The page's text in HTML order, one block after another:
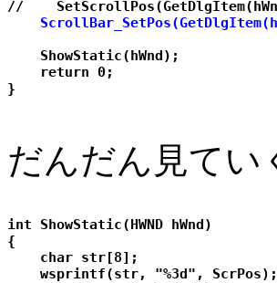
    ShowStatic(hWnd);
    return 0;
だんだん見てい
int ShowStatic(HWND hWnd)
{
    char str[8];
    wsprintf(str, "%3d", ScrPos);